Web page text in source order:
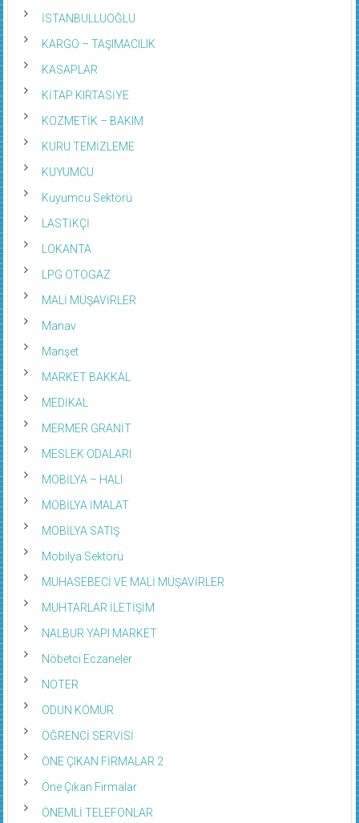
İSTANBULLUOĞLU
KARGO – TAŞIMACILIK
KASAPLAR
KİTAP KIRTASİYE
KOZMETİK – BAKIM
KURU TEMİZLEME
KUYUMCU
Kuyumcu Sektörü
LASTİKÇİ
LOKANTA
LPG OTOGAZ
MALİ MÜŞAVİRLER
Manav
Manşet
MARKET BAKKAL
MEDİKAL
MERMER GRANİT
MESLEK ODALARI
MOBİLYA – HALI
MOBİLYA İMALAT
MOBİLYA SATIŞ
Mobilya Sektörü
MUHASEBECİ VE MALİ MÜŞAVİRLER
MUHTARLAR İLETİŞİM
NALBUR YAPI MARKET
Nöbetci Eczaneler
NOTER
ODUN KÖMÜR
ÖĞRENCİ SERVİSİ
ÖNE ÇIKAN FİRMALAR 2
Öne Çıkan Firmalar
ÖNEMLİ TELEFONLAR